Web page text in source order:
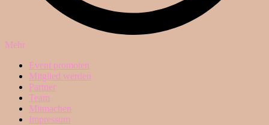
Mehr
Event promoten
Mitglied werden
Partner
Team
Mitmachen
Impressum